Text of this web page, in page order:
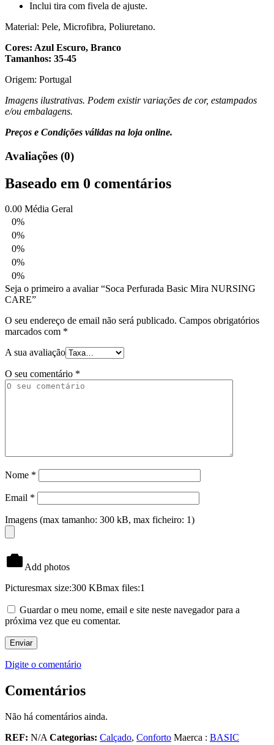
Inclui tira com fivela de ajuste.
Material: Pele, Microfibra, Poliuretano.
Cores: Azul Escuro, Branco
Tamanhos: 35-45
Origem: Portugal
Imagens ilustrativas. Podem existir variações de cor, estampados
e/ou embalagens.
Preços e Condições válidas na loja online.
Avaliações (0)
Baseado em 0 comentários
0.00 Média Geral
0%
0%
0%
0%
0%
Seja o primeiro a avaliar “Soca Perfurada Basic Mira NURSING
CARE”
O seu endereço de email não será publicado. Campos obrigatórios
marcados com *
A sua avaliação
O seu comentário *
Nome *
Email *
Imagens (max tamanho: 300 kB, max ficheiro: 1)
Add photos
Picturesmax size:300 KBmax files:1
Guardar o meu nome, email e site neste navegador para a
próxima vez que eu comentar.
Digite o comentário
Comentários
Não há comentários ainda.
REF: N/A Categorias: Calçado, Conforto Maerca : BASIC